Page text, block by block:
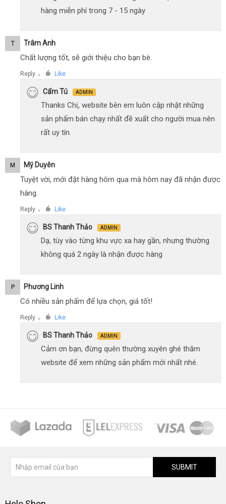
hàng miễn phí trong 7 - 15 ngày
T Trâm Anh
Chất lượng tốt, sẽ giới thiệu cho bạn bè.
Reply ● Like
Cẩm Tú ADMIN
Thanks Chị, website bên em luôn cập nhật những
sản phẩm bán chạy nhất đề xuất cho người mua nên
rất uy tín.
M Mỹ Duyên
Tuyệt vời, mới đặt hàng hôm qua mà hôm nay đã nhận được
hàng.
Reply ● Like
BS Thanh Thảo ADMIN
Dạ, tùy vào từng khu vực xa hay gần, nhưng thường
không quá 2 ngày là nhận được hàng
P Phương Linh
Có nhiều sản phẩm để lựa chọn, giá tốt!
Reply ● Like
BS Thanh Thảo ADMIN
Cảm ơn bạn, đừng quên thường xuyên ghé thăm
website để xem những sản phẩm mới nhất nhé.
SUBMIT